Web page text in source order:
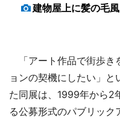
建物屋上に髪の毛
「アート作品で街歩き
ョンの契機にしたい」
た同展は、1999年から2
る公募形式のパブリック